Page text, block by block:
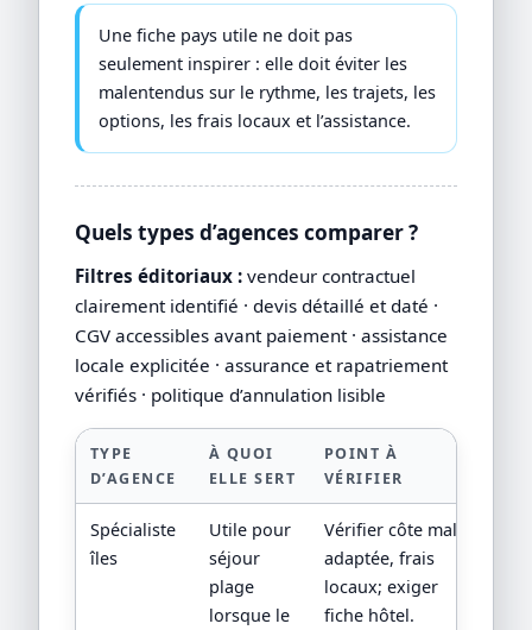
Une fiche pays utile ne doit pas
seulement inspirer : elle doit éviter les
malentendus sur le rythme, les trajets, les
options, les frais locaux et l’assistance.
Quels types d’agences comparer ?
Filtres éditoriaux : vendeur contractuel
clairement identifié · devis détaillé et daté ·
CGV accessibles avant paiement · assistance
locale explicitée · assurance et rapatriement
vérifiés · politique d’annulation lisible
TYPE
D’AGENCE
À QUOI
ELLE SERT
POINT À
VÉRIFIER
Spécialiste
îles
Utile pour
séjour
plage
lorsque le
Vérifier côte mal
adaptée, frais
locaux; exiger
fiche hôtel.